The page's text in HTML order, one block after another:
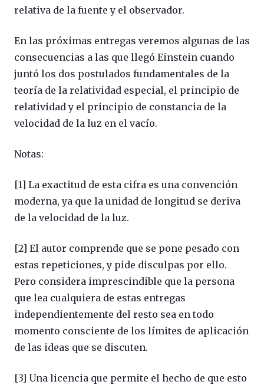
relativa de la fuente y el observador.
En las próximas entregas veremos algunas de las
consecuencias a las que llegó Einstein cuando
juntó los dos postulados fundamentales de la
teoría de la relatividad especial, el principio de
relatividad y el principio de constancia de la
velocidad de la luz en el vacío.
Notas:
[1] La exactitud de esta cifra es una convención
moderna, ya que la unidad de longitud se deriva
de la velocidad de la luz.
[2] El autor comprende que se pone pesado con
estas repeticiones, y pide disculpas por ello.
Pero considera imprescindible que la persona
que lea cualquiera de estas entregas
independientemente del resto sea en todo
momento consciente de los límites de aplicación
de las ideas que se discuten.
[3] Una licencia que permite el hecho de que esto